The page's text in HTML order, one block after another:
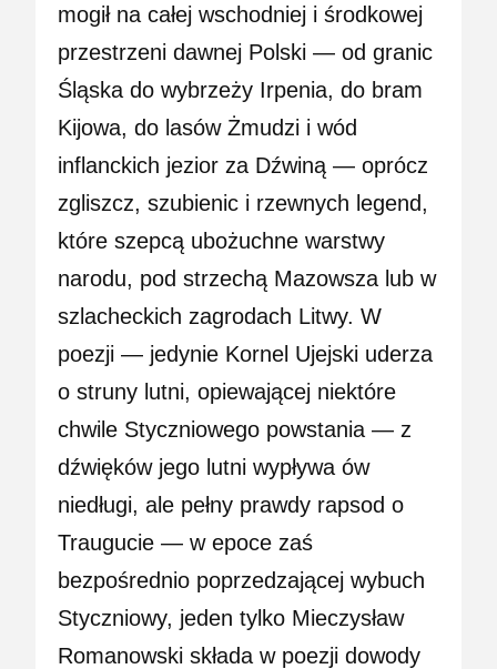
mogił na całej wschodniej i środkowej
przestrzeni dawnej Polski — od granic
Śląska do wybrzeży Irpenia, do bram
Kijowa, do lasów Żmudzi i wód
inflanckich jezior za Dźwiną — oprócz
zgliszcz, szubienic i rzewnych legend,
które szepcą ubożuchne warstwy
narodu, pod strzechą Mazowsza lub w
szlacheckich zagrodach Litwy. W
poezji — jedynie Kornel Ujejski uderza
o struny lutni, opiewającej niektóre
chwile Styczniowego powstania — z
dźwięków jego lutni wypływa ów
niedługi, ale pełny prawdy rapsod o
Traugucie — w epoce zaś
bezpośrednio poprzedzającej wybuch
Styczniowy, jeden tylko Mieczysław
Romanowski składa w poezji dowody